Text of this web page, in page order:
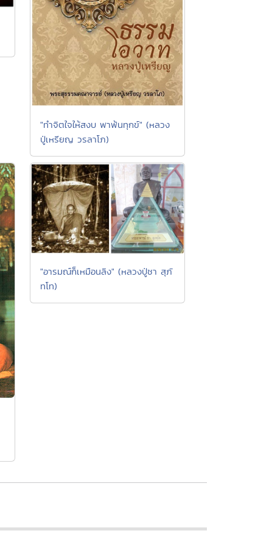
"ทำจิตใจให้สงบ พาพ้นทุกข์" (หลวง
ปู่เหรียญ วรลาโภ)
"อารมณ์ก็เหมือนลิง" (หลวงปู่ชา สุภั
ทโท)